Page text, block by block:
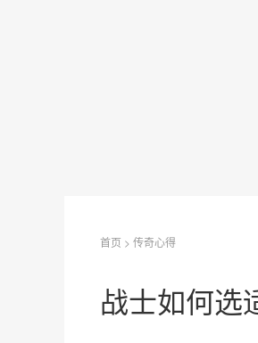
首页 > 传奇心得
战士如何选